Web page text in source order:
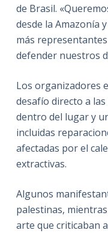
de Brasil.
desde la Amazonía
más
defender nuestros
Los organizadores
desafío directo a
dentro del lugar y
incluidas
afectadas por el
extractivas.
Algunos
palestinas,
arte que criticaban